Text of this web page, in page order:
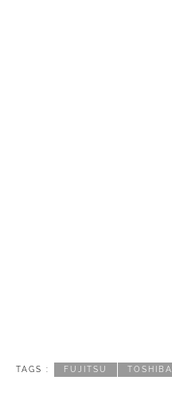
TAGS : FUJITSU TOSHIBA